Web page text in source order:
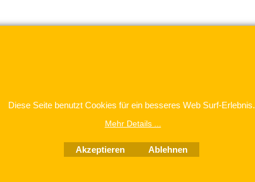
ShopFactory Shop
Software.
Diese Seite benutzt Cookies für ein besseres Web Surf-Erlebnis.
Mehr Details ...
Akzeptieren Ablehnen